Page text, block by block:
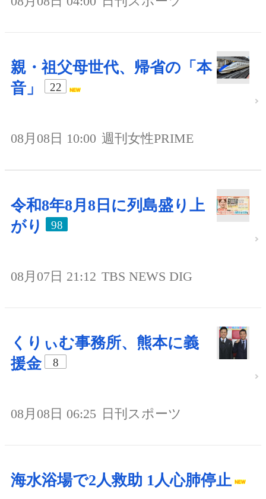
親・祖父母世代、帰省の「本
音」
22
08月08日 10:00 週刊女性PRIME
令和8年8月8日に列島盛り上
がり
98
08月07日 21:12 TBS NEWS DIG
くりぃむ事務所、熊本に義
援金
8
08月08日 06:25 日刊スポーツ
海水浴場で2人救助 1人心肺停止